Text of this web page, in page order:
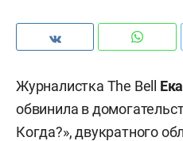
Журналистка The Bell
обвинила в
Когда?», двукратного